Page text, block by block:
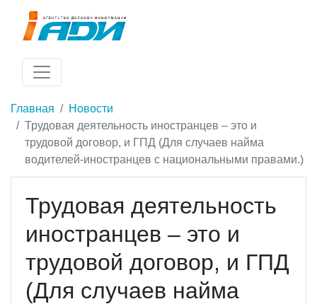
Главная
Новости
Трудовая деятельность иностранцев – это и
трудовой договор, и ГПД (Для случаев найма
водителей-иностранцев с национальными правами.)
Трудовая деятельность
иностранцев – это и
трудовой договор, и ГПД
(Для случаев найма